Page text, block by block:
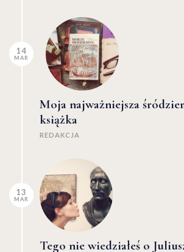
14
MAR
Moja najważniejsza
książka
REDAKCJA
13
MAR
Tego nie wiedziałeś o